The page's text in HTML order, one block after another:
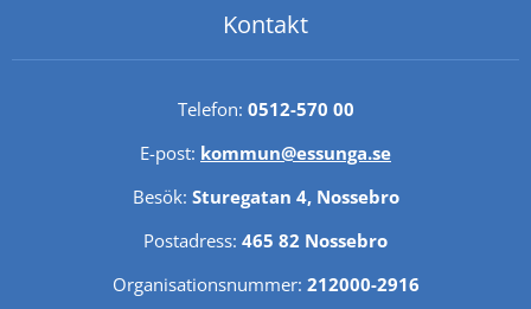
Kontakt
Telefon: 0512-570 00
E-post: kommun@essunga.se
Besök: Sturegatan 4, Nossebro
Postadress: 465 82 Nossebro
Organisationsnummer: 212000-2916